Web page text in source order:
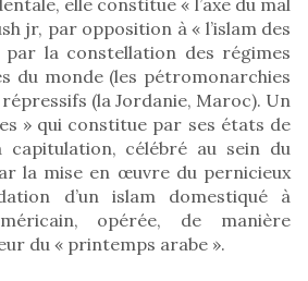
jr, par opposition à « l’islam des
la constellation des régimes
du monde (les pétromonarchies
(la Jordanie, Maroc). Un
» qui constitue par ses états de
capitulation, célébré au sein du
la mise en œuvre du pernicieux
d’un islam domestiqué à
opérée, de manière
du « printemps arabe ».